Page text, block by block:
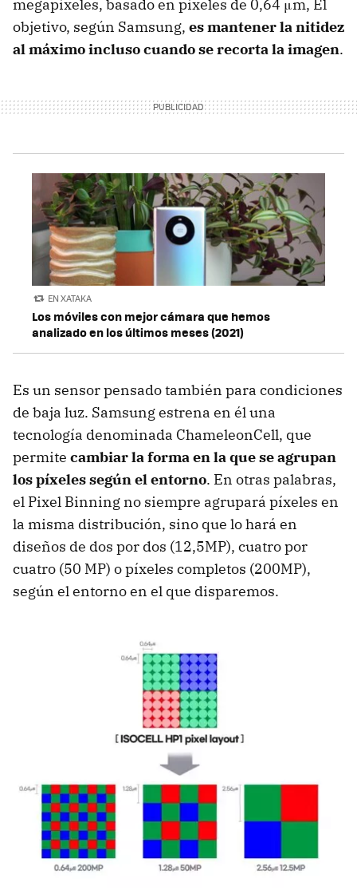
megapíxeles, basado en píxeles de 0,64 μm, El
objetivo, según Samsung, es mantener la nitidez
al máximo incluso cuando se recorta la imagen.
EN XATAKA
Los móviles con mejor cámara que hemos
analizado en los últimos meses (2021)
Es un sensor pensado también para condiciones
de baja luz. Samsung estrena en él una
tecnología denominada ChameleonCell, que
permite cambiar la forma en la que se agrupan
los píxeles según el entorno. En otras palabras,
el Pixel Binning no siempre agrupará píxeles en
la misma distribución, sino que lo hará en
diseños de dos por dos (12,5MP), cuatro por
cuatro (50 MP) o píxeles completos (200MP),
según el entorno en el que disparemos.